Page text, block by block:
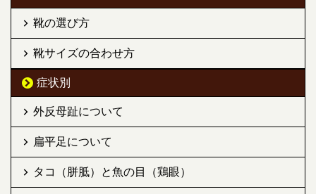
靴の選び方
靴サイズの合わせ方
症状別
外反母趾について
扁平足について
タコ（胼胝）と魚の目（鶏眼）